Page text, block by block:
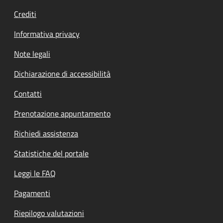
Crediti
Informativa privacy
Note legali
Dichiarazione di accessibilità
Contatti
Prenotazione appuntamento
Richiedi assistenza
Statistiche del portale
Leggi le FAQ
Pagamenti
Riepilogo valutazioni